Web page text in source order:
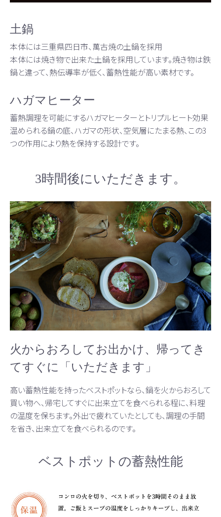
土鍋
本体には三重県四日市、萬古焼の土鍋を採用
本体には焼き物で出来た土鍋を採用しています。焼き物は鉄
鍋と違って、熱伝導率が低く、蓄熱性能が高い素材です。
ハガマヒーター
蓄熱調理を可能にするハガマヒーターとトリプルヒート効果
温められる鍋の底、ハガマの形状、空気層にたまる熱、この3
つの作用により熱を保持する設計です。
3時間後にいただきます。
火からおろしてお出かけ、帰ってき
てすぐに「いただきます」
高い蓄熱性能を持ったベストポットなら、鍋を火からおろして
買い物へ、帰宅してすぐに出来立てを食べられる程に、料理
の温度を保ちます。外出で疲れていたとしても、調理の手間
を省き、出来立てを食べられるのです。
ベストポットの蓄熱性能